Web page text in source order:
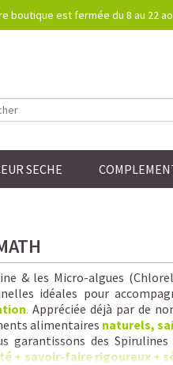
boutique est fermée du 8 au 22
SECHE
& les Micro-algues
idéales pour
. Appréciée déjà par de
alimentaires naturels,
garantissons des
+ savoir-faire rigoureux +